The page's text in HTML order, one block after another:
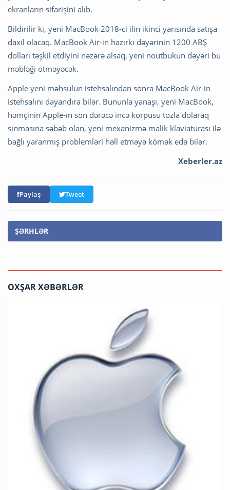
ekranların sifarişini alıb.
Bildirilir ki, yeni MacBook 2018-ci ilin ikinci yarısında satışa
daxil olacaq. MacBook Air-in hazırkı dəyərinin 1200 ABŞ
dolları təşkil etdiyini nəzərə alsaq, yeni noutbukun dəyəri bu
məbləği ötməyəcək.
Apple yeni məhsulun istehsalından sonra MacBook Air-in
istehsalını dayandıra bilər. Bununla yanaşı, yeni MacBook,
həmçinin Apple-ın son dərəcə incə korpusu tozla dolaraq
sınmasına səbəb olan, yeni mexanizmə malik klaviaturası ilə
bağlı yaranmış problemləri həll etməyə kömək edə bilər.
Xeberler.az
Paylaş Tweet
ŞƏRHLƏR
OXŞAR XƏBƏRLƏR